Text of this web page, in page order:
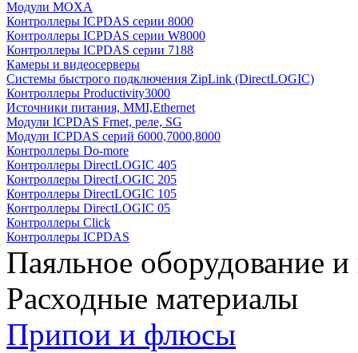
Модули MOXA
Контроллеры ICPDAS серии 8000
Контроллеры ICPDAS серии W8000
Контроллеры ICPDAS серии 7188
Камеры и видеосерверы
Системы быстрого подключения ZipLink (DirectLOGIC)
Контроллеры Productivity3000
Источники питания, MMI,Ethernet
Модули ICPDAS Frnet, реле, SG
Модули ICPDAS серий 6000,7000,8000
Контроллеры Do-more
Контроллеры DirectLOGIC 405
Контроллеры DirectLOGIC 205
Контроллеры DirectLOGIC 105
Контроллеры DirectLOGIC 05
Контроллеры Click
Контроллеры ICPDAS
Паяльное оборудование
Расходные материалы
Припои и флюсы